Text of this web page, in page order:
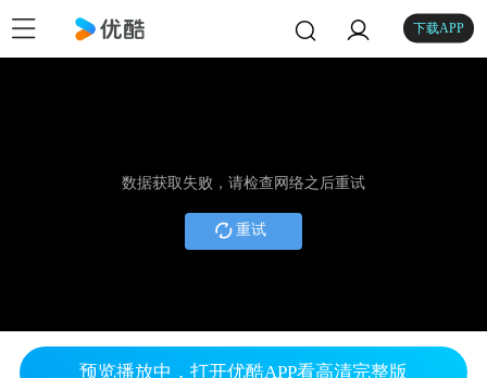
下载APP
数据获取失败，请检查网络之后重试
重试
预览播放中，打开优酷APP看高清完整版